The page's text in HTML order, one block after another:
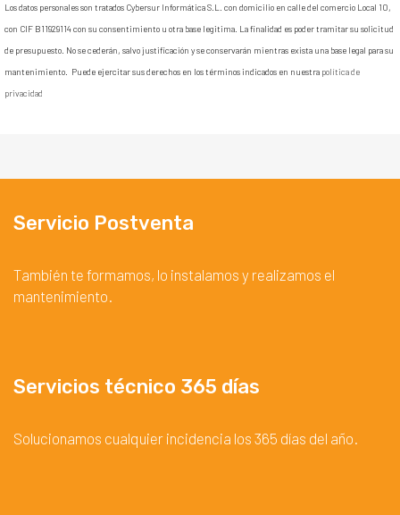
Los datos personales son tratados Cybersur Informática S.L. con domicilio en calle del comercio Local 10,
con CIF B11929114 con su consentimiento u otra base legitima. La finalidad es poder tramitar su solicitud
de presupuesto. No se cederán, salvo justificación y se conservarán mientras exista una base legal para su
mantenimiento. Puede ejercitar sus derechos en los términos indicados en nuestra política de
privacidad
Servicio Postventa
También te formamos, lo instalamos y realizamos el
mantenimiento.
Servicios técnico 365 días
Solucionamos cualquier incidencia los 365 días del año.